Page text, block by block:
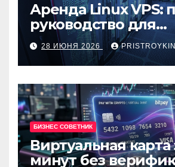
Аренда Linux VPS:
руководство для
разработчиков и
администраторов
28 ИЮНЯ 2026
БИЗНЕС СОВЕТНИК
Виртуальная карта
минут без